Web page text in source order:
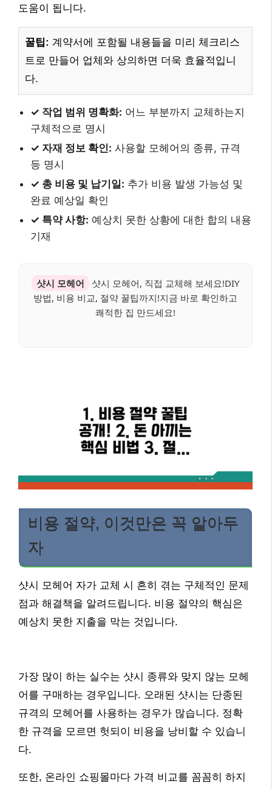
도움이 됩니다.
꿀팁: 계약서에 포함될 내용들을 미리 체크리스
트로 만들어 업체와 상의하면 더욱 효율적입니
다.
✓ 작업 범위 명확화: 어느 부분까지 교체하는지
구체적으로 명시
✓ 자재 정보 확인: 사용할 모헤어의 종류, 규격
등 명시
✓ 총 비용 및 납기일: 추가 비용 발생 가능성 및
완료 예상일 확인
✓ 특약 사항: 예상치 못한 상황에 대한 합의 내용
기재
샷시 모헤어
샷시 모헤어, 직접 교체해 보세요!DIY
방법, 비용 비교, 절약 꿀팁까지!지금 바로 확인하고
쾌적한 집 만드세요!
비용 절약, 이것만은 꼭 알아두
자
샷시 모헤어 자가 교체 시 흔히 겪는 구체적인 문제
점과 해결책을 알려드립니다. 비용 절약의 핵심은
예상치 못한 지출을 막는 것입니다.
가장 많이 하는 실수는 샷시 종류와 맞지 않는 모헤
어를 구매하는 경우입니다. 오래된 샷시는 단종된
규격의 모헤어를 사용하는 경우가 많습니다. 정확
한 규격을 모르면 헛되이 비용을 낭비할 수 있습니
다.
또한, 온라인 쇼핑몰마다 가격 비교를 꼼꼼히 하지